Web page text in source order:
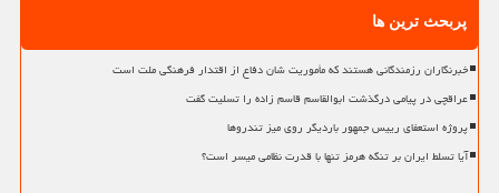
پربحث ترین ها
خبرنگاران رزمندگانی هستند که مأموریت شان دفاع از اقتدار فرهنگی ملت است
عراقچی در پیامی درگذشت ابوالقاسم قاسم زاده را تسلیت گفت
پروژه استعفای رییس جمهور باردیگر روی میز تندروها
آیا تسلط ایران بر تنگه هرمز تنها با قدرت نظامی میسر است؟